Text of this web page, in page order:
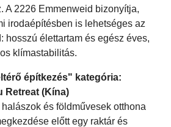
A 2226 Emmenweid bizonyítja,
irodaépítésben is lehetséges az
hosszú élettartam és egész éves,
klímastabilitás.
építkezés" kategória:
Retreat (Kína)
és földművesek otthona
előtt egy raktár és